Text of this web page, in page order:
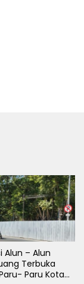
Alun – Alun
Terbuka
Paru Kota